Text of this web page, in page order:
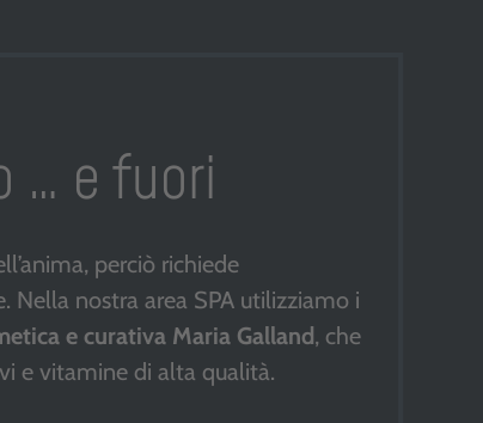
… e fuori
perciò richiede
Nella nostra area SPA utilizziamo i
e curativa Maria Galland, che
e vitamine di alta qualità.